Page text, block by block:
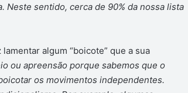
Neste sentido, cerca de 90% da nossa lista
algum “boicote” que a sua
ou apreensão porque sabemos que o
os movimentos independentes.